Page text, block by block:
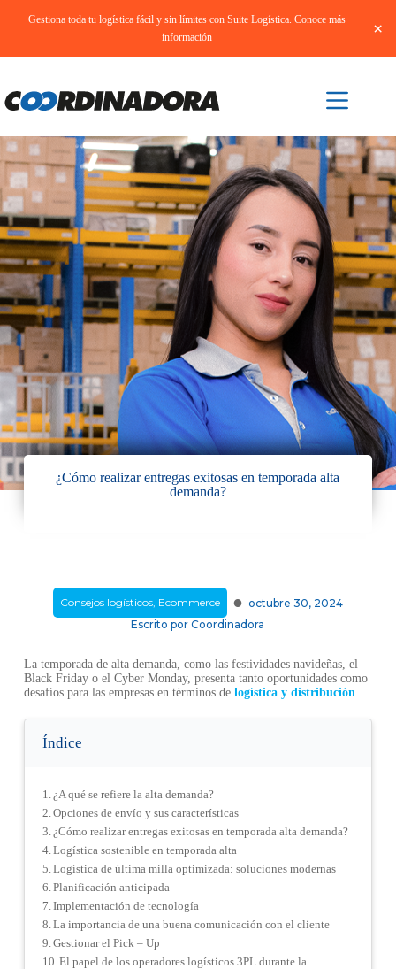
Gestiona toda tu logística fácil y sin límites con Suite Logística. Conoce más
información
×
¿Cómo realizar entregas exitosas en temporada alta
demanda?
Consejos logísticos, Ecommerce ·octubre 30, 2024
Escrito por Coordinadora
La temporada de alta demanda, como las festividades navideñas, el
Black Friday o el Cyber Monday, presenta tanto oportunidades como
desafíos para las empresas en términos de logística y distribución.
Índice
¿A qué se refiere la alta demanda?
Opciones de envío y sus características
¿Cómo realizar entregas exitosas en temporada alta demanda?
Logística sostenible en temporada alta
Logística de última milla optimizada: soluciones modernas
Planificación anticipada
Implementación de tecnología
La importancia de una buena comunicación con el cliente
Gestionar el Pick – Up
El papel de los operadores logísticos 3PL durante la